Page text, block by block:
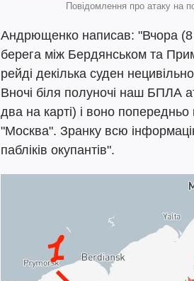
Повідомлення про атаку на
Андрющенко написав: "Вчора (8
берега між Бердянськом та
рейді декілька суден
Вночі біля полуночі наш БПЛА
два на карті) і воно
"Москва". Зранку всю
пабліків окупантів".